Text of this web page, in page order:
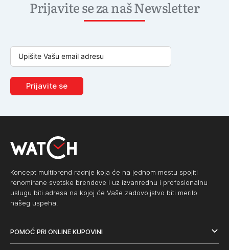
Prijavite se za naš Newsletter
Prijavite se
Koncept multibrend radnje koja će na jednom mestu spojiti
renomirane svetske brendove i uz izvanrednu i profesionalnu
uslugu biti adresa na kojoj će Vaše zadovoljstvo biti merilo
našeg uspeha.
POMOĆ PRI ONLINE KUPOVINI